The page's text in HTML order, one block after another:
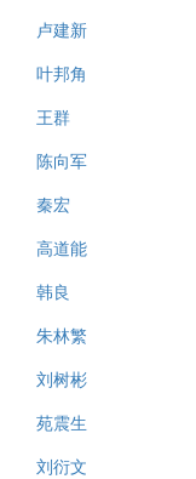
卢建新
叶邦角
王群
陈向军
秦宏
高道能
韩良
朱林繁
刘树彬
苑震生
刘衍文